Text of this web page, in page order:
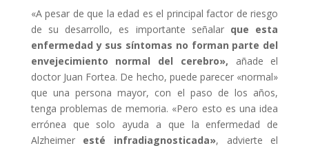
«A pesar de que la edad es el principal factor de riesgo
de su desarrollo, es importante señalar que esta
enfermedad y sus síntomas no forman parte del
envejecimiento normal del cerebro», añade el
doctor Juan Fortea. De hecho, puede parecer «normal»
que una persona mayor, con el paso de los años,
tenga problemas de memoria. «Pero esto es una idea
errónea que solo ayuda a que la enfermedad de
Alzheimer esté infradiagnosticada», advierte el